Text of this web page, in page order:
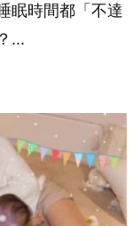
眠時間都「不達
...